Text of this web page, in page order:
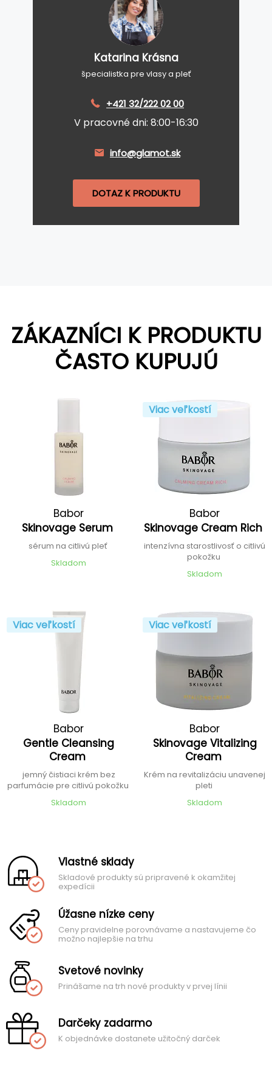
Katarina Krásna
špecialistka pre vlasy a pleť
+421 32/222 02 00
V pracovné dni: 8:00-16:30
info@glamot.sk
DOTAZ K PRODUKTU
ZÁKAZNÍCI K PRODUKTU
ČASTO KUPUJÚ
Babor
Skinovage Serum
sérum na citlivú pleť
Skladom
Viac veľkostí
Babor
Skinovage Cream Rich
intenzívna starostlivosť o citlivú
pokožku
Skladom
Viac veľkostí
Babor
Gentle Cleansing
Cream
jemný čistiaci krém bez
parfumácie pre citlivú pokožku
Skladom
Viac veľkostí
Babor
Skinovage Vitalizing
Cream
Krém na revitalizáciu unavenej
pleti
Skladom
Vlastné sklady
Skladové produkty sú pripravené k okamžitej
expedícii
Úžasne nízke ceny
Ceny pravidelne porovnávame a nastavujeme čo
možno najlepšie na trhu
Svetové novinky
Prinášame na trh nové produkty v prvej línii
Darčeky zadarmo
K objednávke dostanete užitočný darček